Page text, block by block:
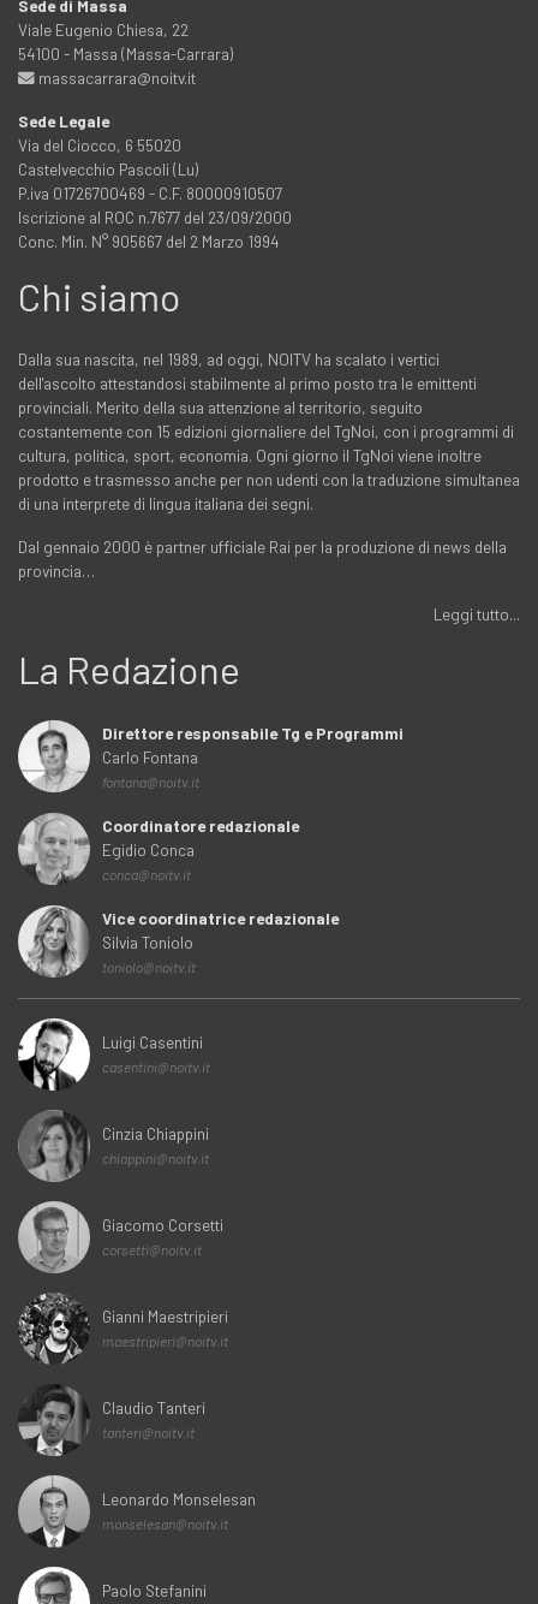
Sede di Massa
Viale Eugenio Chiesa, 22
54100 - Massa (Massa-Carrara)
massacarrara@noitv.it
Sede Legale
Via del Ciocco, 6 55020
Castelvecchio Pascoli (Lu)
P.iva 01726700469 - C.F. 80000910507
Iscrizione al ROC n.7677 del 23/09/2000
Conc. Min. N° 905667 del 2 Marzo 1994
Chi siamo
Dalla sua nascita, nel 1989, ad oggi, NOITV ha scalato i vertici
dell'ascolto attestandosi stabilmente al primo posto tra le emittenti
provinciali. Merito della sua attenzione al territorio, seguito
costantemente con 15 edizioni giornaliere del TgNoi, con i programmi di
cultura, politica, sport, economia. Ogni giorno il TgNoi viene inoltre
prodotto e trasmesso anche per non udenti con la traduzione simultanea
di una interprete di lingua italiana dei segni.
Dal gennaio 2000 è partner ufficiale Rai per la produzione di news della
provincia…
Leggi tutto...
La Redazione
Direttore responsabile Tg e Programmi
Carlo Fontana
fontana@noitv.it
Coordinatore redazionale
Egidio Conca
conca@noitv.it
Vice coordinatrice redazionale
Silvia Toniolo
toniolo@noitv.it
Luigi Casentini
casentini@noitv.it
Cinzia Chiappini
chiappini@noitv.it
Giacomo Corsetti
corsetti@noitv.it
Gianni Maestripieri
maestripieri@noitv.it
Claudio Tanteri
tanteri@noitv.it
Leonardo Monselesan
monselesan@noitv.it
Paolo Stefanini